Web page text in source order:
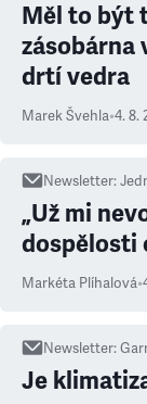
Měl to být
zásobárna
drtí vedra
Marek Švehla•4. 8.
Newsletter:
„Už mi
dospělosti
Markéta Plíhalová•
Newsletter:
Je